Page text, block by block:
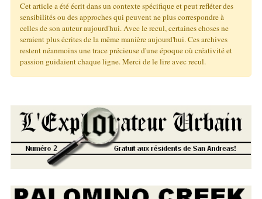
Cet article a été écrit dans un contexte spécifique et peut refléter des
sensibilités ou des approches qui peuvent ne plus correspondre à
celles de son auteur aujourd'hui. Avec le recul, certaines choses ne
seraient plus écrites de la même manière aujourd'hui. Ces archives
restent néanmoins une trace précieuse d'une époque où créativité et
passion guidaient chaque ligne. Merci de le lire avec recul.